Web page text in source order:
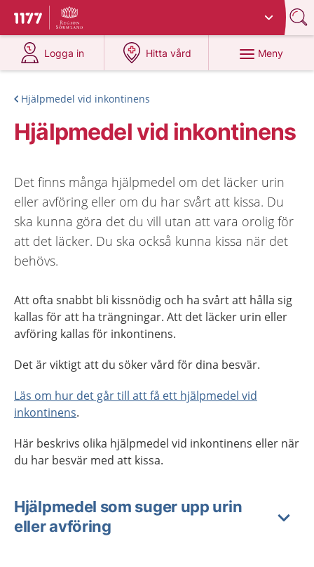
Till startsidan för 1177
Du har valt region
Logga in
på 1177.se
Hitta vård
på 1177.se
Meny
Hjälpmedel vid inkontinens
Hjälpmedel vid inkontinens
Det finns många hjälpmedel om det läcker urin
eller avföring eller om du har svårt att kissa. Du
ska kunna göra det du vill utan att vara orolig för
att det läcker. Du ska också kunna kissa när det
behövs.
Att ofta snabbt bli kissnödig och ha svårt att hålla sig
kallas för att ha trängningar. Att det läcker urin eller
avföring kallas för inkontinens.
Det är viktigt att du söker vård för dina besvär.
Läs om hur det går till att få ett hjälpmedel vid
inkontinens.
Här beskrivs olika hjälpmedel vid inkontinens eller när
du har besvär med att kissa.
Hjälpmedel som suger upp urin
eller avföring